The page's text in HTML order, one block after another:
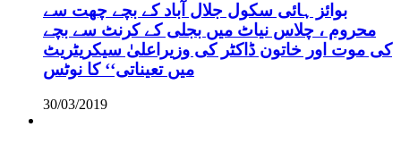
بوائز ہائی سکول جلال آباد کے بچے چھت سے
محروم ، چلاس نیاٹ میں بجلی کے کرنٹ سے بچے
کی موت اور خاتون ڈاکٹر کی وزیراعلیٰ سیکریٹریٹ
میں تعیناتی‘‘ کا نوٹس
30/03/2019